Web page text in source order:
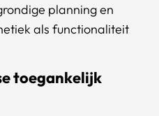
planning en
als functionaliteit
toegankelijk